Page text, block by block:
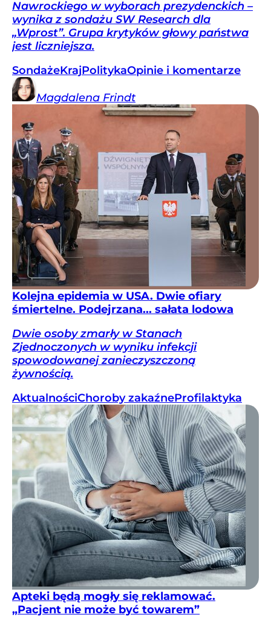
Nawrockiego w wyborach prezydenckich –
wynika z sondażu SW Research dla
„Wprost”. Grupa krytyków głowy państwa
jest liczniejsza.
SondażeKrajPolitykaOpinie i komentarze
Magdalena Frindt
Kolejna epidemia w USA. Dwie ofiary
śmiertelne. Podejrzana... sałata lodowa
Dwie osoby zmarły w Stanach
Zjednoczonych w wyniku infekcji
spowodowanej zanieczyszczoną
żywnością.
AktualnościChoroby zakaźneProfilaktyka
Apteki będą mogły się reklamować.
„Pacjent nie może być towarem”